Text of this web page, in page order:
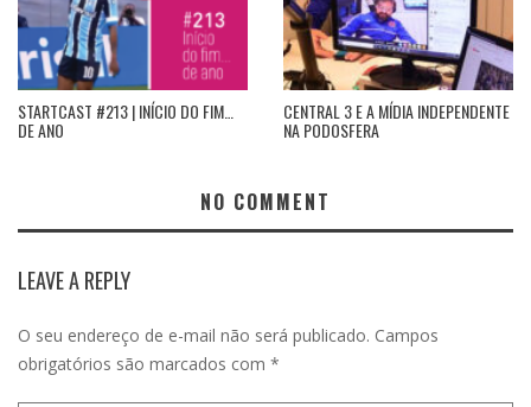
STARTCAST #213 | INÍCIO DO FIM…
DE ANO
CENTRAL 3 E A MÍDIA INDEPENDENTE
NA PODOSFERA
NO COMMENT
LEAVE A REPLY
O seu endereço de e-mail não será publicado. Campos
obrigatórios são marcados com *